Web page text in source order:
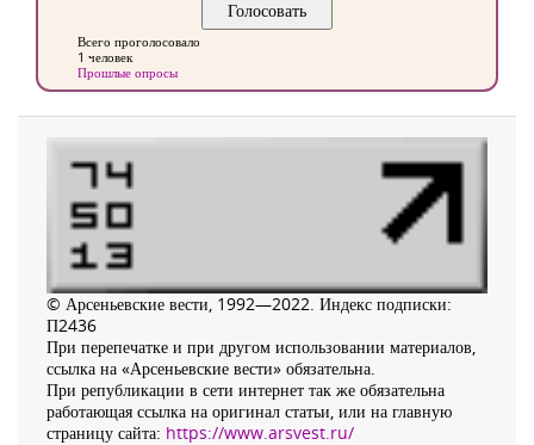
Всего проголосовало
1 человек
Прошлые опросы
© Арсеньевские вести, 1992—2022. Индекс подписки:
П2436
При перепечатке и при другом использовании материалов,
ссылка на «Арсеньевские вести» обязательна.
При републикации в сети интернет так же обязательна
работающая ссылка на оригинал статьи, или на главную
страницу сайта: https://www.arsvest.ru/